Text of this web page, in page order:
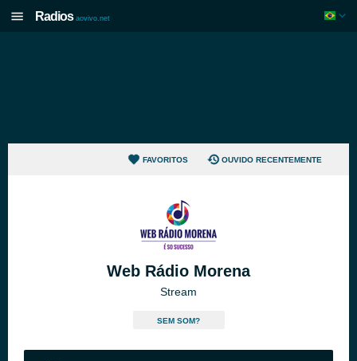
Radios aovivo.net
FAVORITOS OUVIDO RECENTEMENTE
Web Rádio Morena
Stream
SEM SOM?